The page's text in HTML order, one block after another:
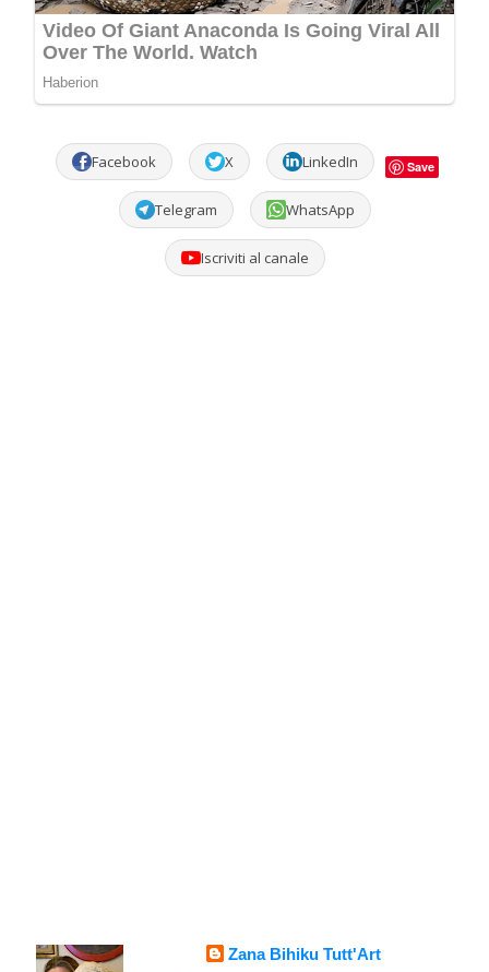
Facebook X LinkedIn Save
Telegram WhatsApp
Iscriviti al canale
Zana Bihiku Tutt'Art